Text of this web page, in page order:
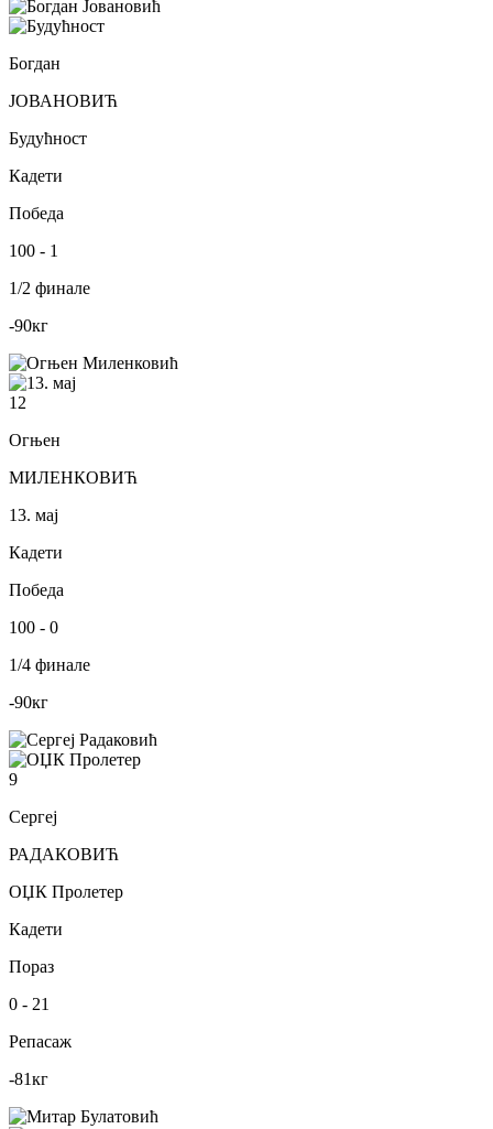
Богдан
ЈОВАНОВИЋ
Будућност
Кадети
Победа
100 - 1
1/2 финале
-90кг
12
Огњен
МИЛЕНКОВИЋ
13. мај
Кадети
Победа
100 - 0
1/4 финале
-90кг
9
Сергеј
РАДАКОВИЋ
ОЏК Пролетер
Кадети
Пораз
0 - 21
Репасаж
-81кг